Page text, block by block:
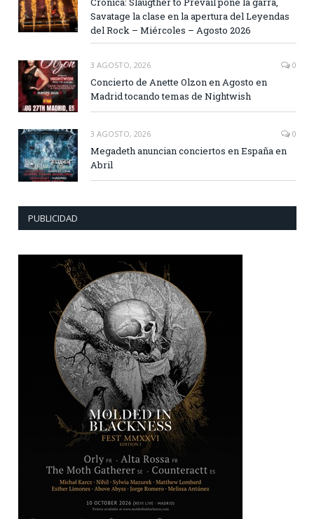
Savatage la clase en la apertura del Leyendas
del Rock – Miércoles – Agosto 2026
3 AGOSTO, 2026 0
Concierto de Anette Olzon en Agosto en
Madrid tocando temas de Nightwish
3 AGOSTO, 2026 0
Megadeth anuncian conciertos en España en
Abril
PUBLICIDAD